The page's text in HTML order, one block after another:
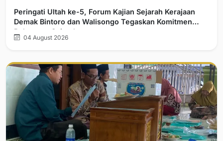
Peringati Ultah ke-5, Forum Kajian Sejarah Kerajaan
Demak Bintoro dan Walisongo Tegaskan Komitmen
Pelurusan Sejarah
04 August 2026